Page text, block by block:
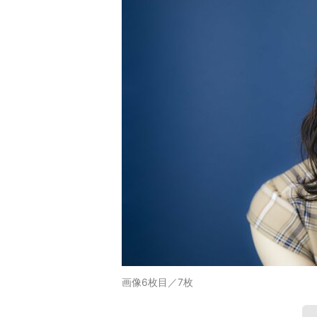
画像6枚目／7枚